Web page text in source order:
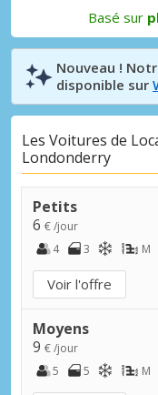
Basé sur
Nouveau !
disponible sur
Les Voitures de
Londonderry
Petits
6 € /jour
4
3 M
Voir l'offre
Moyens
9 € /jour
5
5 M